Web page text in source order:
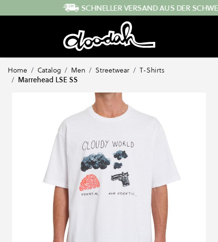
SCHNELLER VERSAND AUS DER SCHWEIZ
Home / Catalog / Men / Streetwear / T-Shirts
/ Marrehead LSE SS